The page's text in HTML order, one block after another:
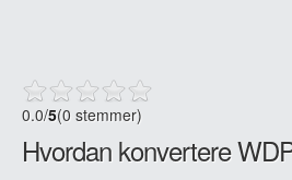
0.0/5(0 stemmer)
Hvordan konvertere